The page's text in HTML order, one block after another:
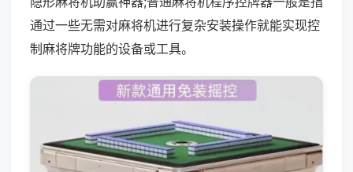
通过一些无需对麻将机进行复杂安装操作就能实现控
制麻将牌功能的设备或工具。